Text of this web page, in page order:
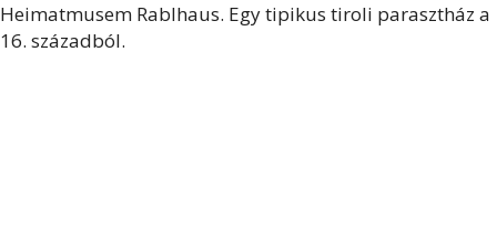
Heimatmusem Rablhaus. Egy tipikus tiroli parasztház a
16. századból.